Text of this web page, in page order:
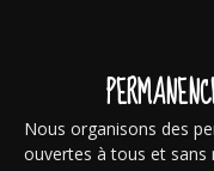
Nous organisons des
ouvertes à tous et sans